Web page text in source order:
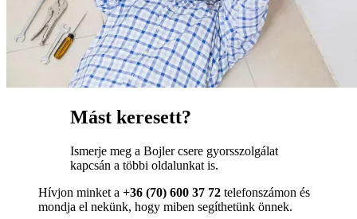
Mást keresett?
Ismerje meg a Bojler csere gyorsszolgálat
kapcsán a többi oldalunkat is.
Hívjon minket a +36 (70) 600 37 72 telefonszámon és
mondja el nekünk, hogy miben segíthetünk önnek.